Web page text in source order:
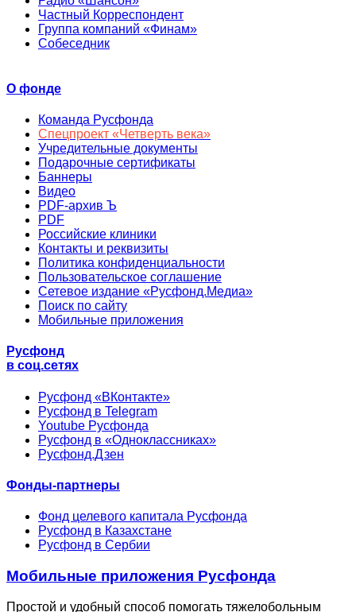
Частный Корреспондент
Группа компаний «Финам»
Собеседник
О фонде
Команда Русфонда
Спецпроект «Четверть века»
Учредительные документы
Подарочные сертификаты
Баннеры
Видео
PDF-архив Ъ
PDF
Российские клиники
Контакты и реквизиты
Политика конфиденциальности
Пользовательское соглашение
Сетевое издание «Русфонд.Медиа»
Поиск по сайту
Мобильные приложения
Русфонд
в соц.сетях
Русфонд «ВКонтакте»
Русфонд в Telegram
Youtube Русфонда
Русфонд в «Одноклассниках»
Русфонд.Дзен
Фонды-партнеры
Фонд целевого капитала Русфонда
Русфонд в Казахстане
Русфонд в Сербии
Мобильные приложения Русфонда
Простой и удобный способ помогать тяжелобольным